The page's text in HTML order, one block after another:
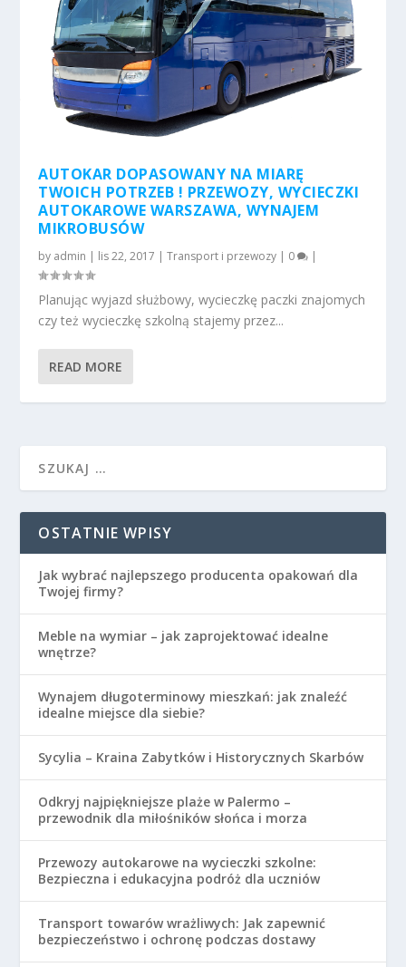
AUTOKAR DOPASOWANY NA MIARĘ
TWOICH POTRZEB ! PRZEWOZY, WYCIECZKI
AUTOKAROWE WARSZAWA, WYNAJEM
MIKROBUSÓW
by admin | lis 22, 2017 |Transport i przewozy | 0 |
Planując wyjazd służbowy, wycieczkę paczki znajomych
czy też wycieczkę szkolną stajemy przez...
READ MORE
OSTATNIE WPISY
Jak wybrać najlepszego producenta opakowań dla
Twojej firmy?
Meble na wymiar – jak zaprojektować idealne
wnętrze?
Wynajem długoterminowy mieszkań: jak znaleźć
idealne miejsce dla siebie?
Sycylia – Kraina Zabytków i Historycznych Skarbów
Odkryj najpiękniejsze plaże w Palermo –
przewodnik dla miłośników słońca i morza
Przewozy autokarowe na wycieczki szkolne:
Bezpieczna i edukacyjna podróż dla uczniów
Transport towarów wrażliwych: Jak zapewnić
bezpieczeństwo i ochronę podczas dostawy